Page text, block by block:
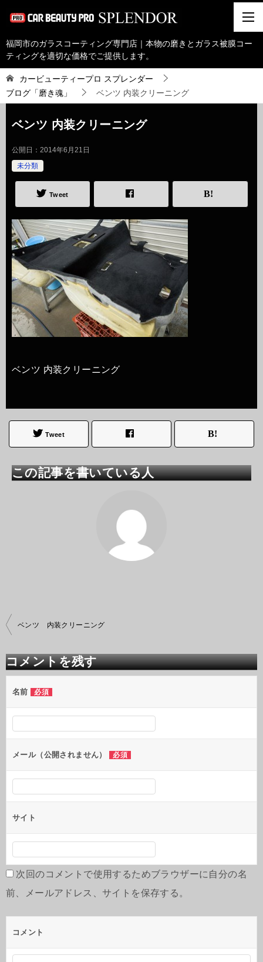
福岡市のガラスコーティング専門店｜本物の磨きとガラス被膜コー
ティングを適切な価格でご提供します。
カービューティープロ スプレンダー
ブログ「磨き魂」
ベンツ 内装クリーニング
ベンツ 内装クリーニング
公開日： 2014年6月21日
未分類
Tweet
ベンツ 内装クリーニング
Tweet
この記事を書いている人
投
稿
ビ
ゲ
ー
シ
ン
ベンツ 内装クリーニング
コメントを残す
名前 必須
メール（公開されません） 必須
サイト
次回のコメントで使用するためブラウザーに自分の名
前、メールアドレス、サイトを保存する。
コメント